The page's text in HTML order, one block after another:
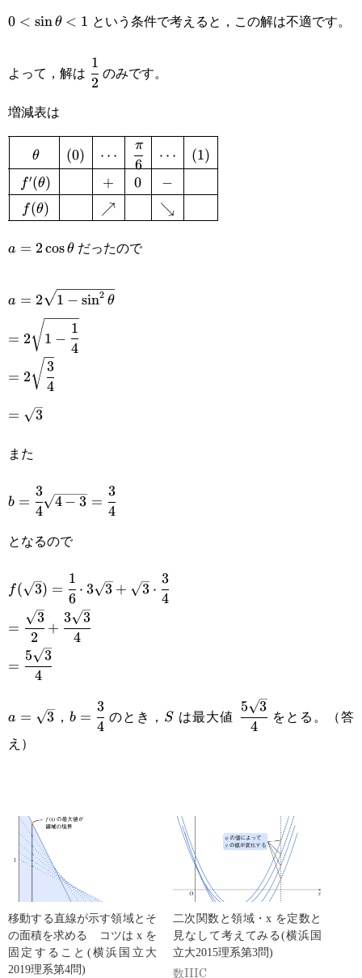
0<\sin\theta<1
0 < sinθ < 1 という条件で考えると，この解は不適です。
よって，解は \cfrac{1}
{2}
2
1
のみです。
増減表は
\def\arraystretch{1.5}\begin{array}
{|c|c|c|c|c|c|}\hline
{6}&\cdots&(1)\\\hline
θ
f′(θ)
f(θ)
(0)
⋯
+
↗
6
π
0
⋯
−
↘
(1)
a=2\cos\theta
a = 2cosθだったので
a=2\sqrt{1-
\sin^2\theta}
a = 2 1 − sin2 θ
=2\sqrt{1-
\cfrac{1}
{4}}
= 2 1 −
4
1
=2\sqrt{\cfrac{3}
= 2
4
3
=\sqrt{3}
= 3
また
b=\cfrac{3}
{4}\sqrt{4-
3}=\cfrac{3}
b =
4
3
4 − 3 =
4
3
となるので
f(\sqrt{3})=\cfrac{1}
{6}\cdot3\sqrt{3}+\sqrt{3}\cdot\cfrac{3}
{4}
f( 3) =
6
1
⋅ 3 3 + 3 ⋅
4
3
=\cfrac{\sqrt{3}}
{2}+\cfrac{3\sqrt{3}}
=
2
3
+
4
3 3
=\cfrac{5\sqrt{3}}
=
4
5 3
a=\sqrt{3}
a = 3， b=\cfrac{3}
b =
4
3
のとき， S
S は最大値 \cfrac{5\sqrt{3}}
{4}
4
5 3
をとる。（答
え）
移動する直線が示す領域とそ
の面積を求める コツは x を
固定すること(横浜国立大
2019理系第4問)
二次関数と領域・x を定数と
見なして考えてみる(横浜国
立大2015理系第3問)
数IIIC